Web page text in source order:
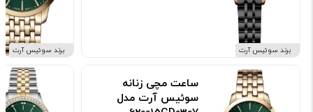
برند سوئیس آرت
ساعت مچی زنانه
سوئیس آرت مدل
برند سوئیس آرت